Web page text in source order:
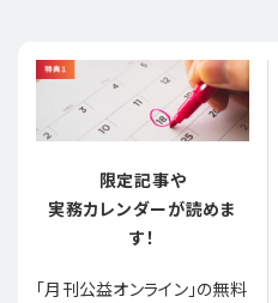
限定記事や
実務カレンダーが読めま
す！
「月刊公益オンライン」の無料